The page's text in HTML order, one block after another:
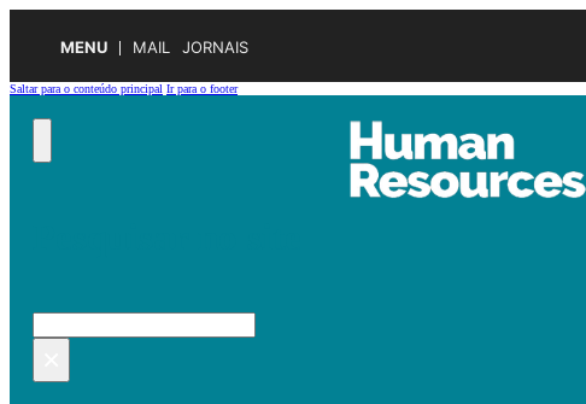
MENU MAIL JORNAIS
Saltar para o conteúdo principal Ir para o footer
Pesquisar